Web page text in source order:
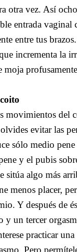
otra vez. Así
entrada
entre tus
incrementa la
moja
movimientos del
evitar las
sólo medio
y el pubis
sitúa algo más
menos placer,
Y después de
un tercer
practicar
Pero